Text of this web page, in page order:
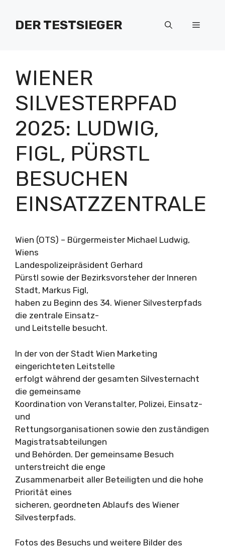
Inhalt
springenDER TESTSIEGER Menü
WIENER
SILVESTERPFAD
2025: LUDWIG,
FIGL, PÜRSTL
BESUCHEN
EINSATZZENTRALE
Wien (OTS) – Bürgermeister Michael Ludwig,
Wiens
Landespolizeipräsident Gerhard
Pürstl sowie der Bezirksvorsteher der Inneren
Stadt, Markus Figl,
haben zu Beginn des 34. Wiener Silvesterpfads
die zentrale Einsatz-
und Leitstelle besucht.
In der von der Stadt Wien Marketing
eingerichteten Leitstelle
erfolgt während der gesamten Silvesternacht
die gemeinsame
Koordination von Veranstalter, Polizei, Einsatz-
und
Rettungsorganisationen sowie den zuständigen
Magistratsabteilungen
und Behörden. Der gemeinsame Besuch
unterstreicht die enge
Zusammenarbeit aller Beteiligten und die hohe
Priorität eines
sicheren, geordneten Ablaufs des Wiener
Silvesterpfads.
Fotos des Besuchs und weitere Bilder des